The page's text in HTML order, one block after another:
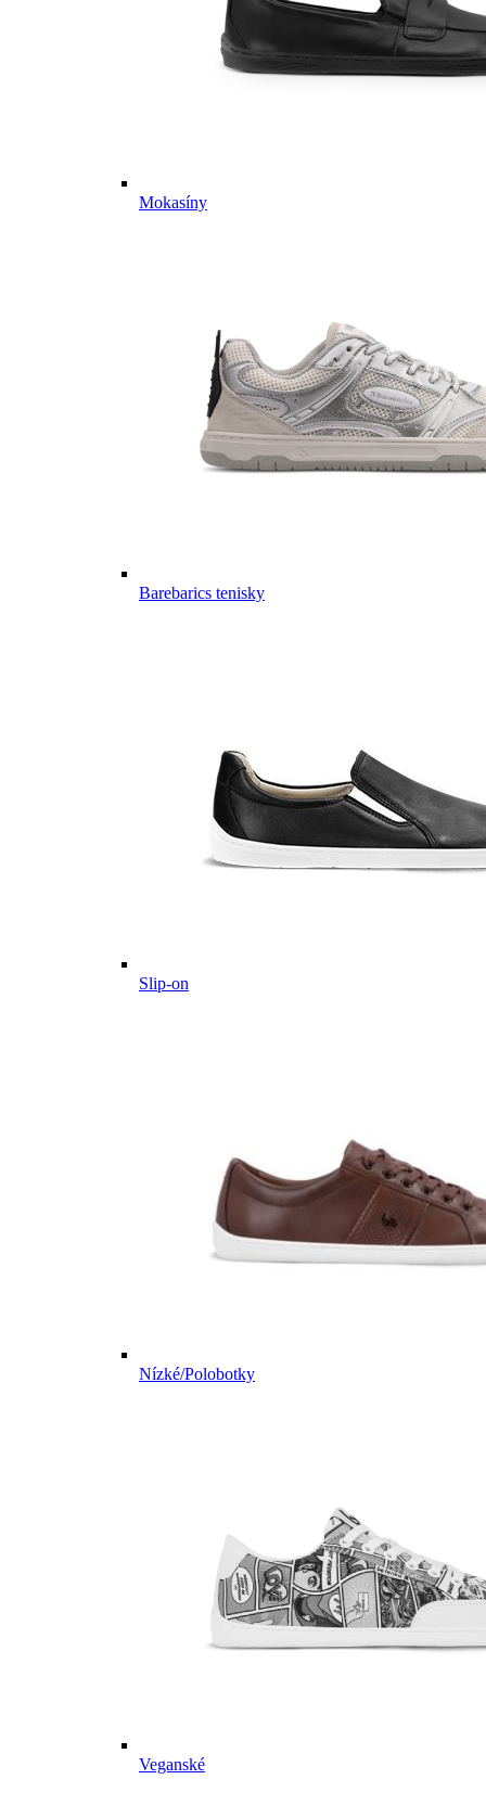
Mokasíny
Barebarics tenisky
Slip-on
Nízké/Polobotky
Veganské